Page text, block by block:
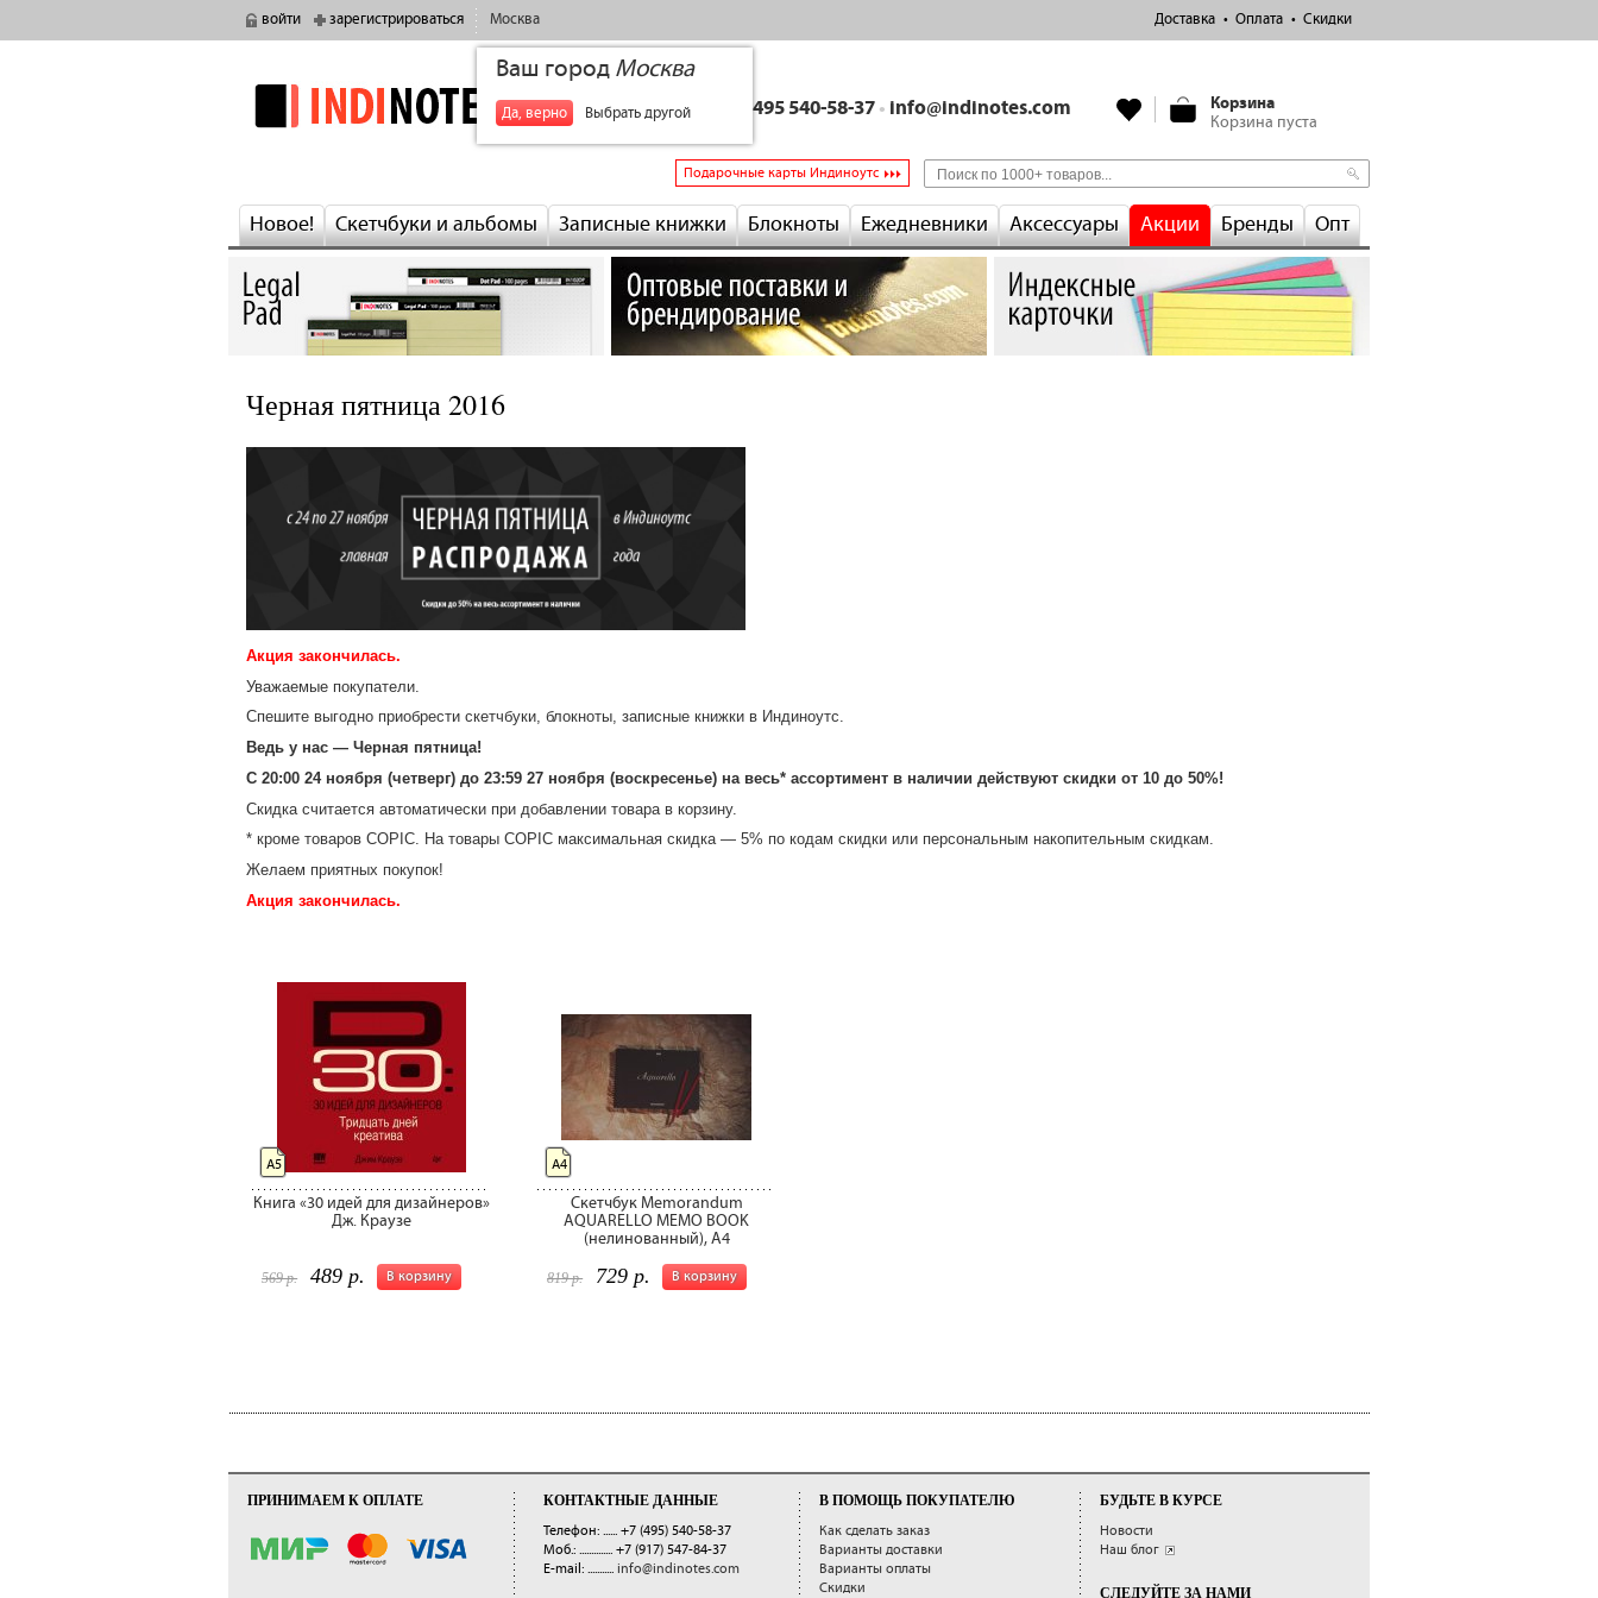
войти зарегистрироваться Москва
Ваш город Москва
Да, верно Выбрать другой
Доставка Оплата Скидки
indinotes
Корзина
Корзина пуста
+7 495 540-58-37 • info@indinotes.com
Подарочные карты Индиноутс
Новое! Скетчбуки и альбомы Записные книжки Блокноты Ежедневники Аксессуары Акции Бренды Опт
Черная пятница 2016
Акция закончилась.
Уважаемые покупатели.
Спешите выгодно приобрести скетчбуки, блокноты, записные книжки в Индиноутс.
Ведь у нас — Черная пятница!
С 20:00 24 ноября (четверг) до 23:59 27 ноября (воскресенье) на весь* ассортимент в наличии действуют скидки от 10 до 50%!
Скидка считается автоматически при добавлении товара в корзину.
* кроме товаров COPIC. На товары COPIC максимальная скидка — 5% по кодам скидки или персональным накопительным скидкам.
Желаем приятных покупок!
Акция закончилась.
Книга «30 идей для дизайнеров»
Дж. Краузе
В корзину
569 р. 489 р.
А5
Скетчбук Memorandum
AQUARELLO MEMO BOOK
(нелинованный), A4
В корзину
819 р. 729 р.
А4
ПРИНИМАЕМ К ОПЛАТЕ КОНТАКТНЫЕ ДАННЫЕ
Телефон: ...... +7 (495) 540-58-37
Моб.: .............. +7 (917) 547-84-37
E-mail: ........... info@indinotes.com
В ПОМОЩЬ ПОКУПАТЕЛЮ
Как сделать заказ
Варианты доставки
Варианты оплаты
Скидки
БУДЬТЕ В КУРСЕ
Новости
Наш блог
СЛЕДУЙТЕ ЗА НАМИ